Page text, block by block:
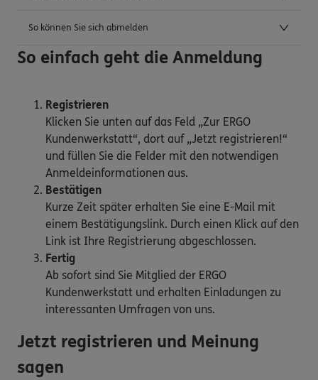
So können Sie sich abmelden
So einfach geht die Anmeldung
Registrieren
Klicken Sie unten auf das Feld „Zur ERGO
Kundenwerkstatt“, dort auf „Jetzt registrieren!“
und füllen Sie die Felder mit den notwendigen
Anmeldeinformationen aus.
Bestätigen
Kurze Zeit später erhalten Sie eine E-Mail mit
einem Bestätigungslink. Durch einen Klick auf den
Link ist Ihre Registrierung abgeschlossen.
Fertig
Ab sofort sind Sie Mitglied der ERGO
Kundenwerkstatt und erhalten Einladungen zu
interessanten Umfragen von uns.
Jetzt registrieren und Meinung
sagen